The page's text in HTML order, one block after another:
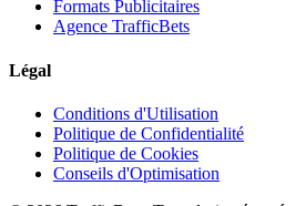
Formats Publicitaires
Agence TrafficBets
Légal
Conditions d'Utilisation
Politique de Confidentialité
Politique de Cookies
Conseils d'Optimisation